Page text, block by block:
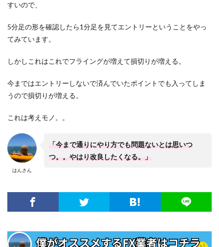
すいので、
5分足の形を確認したら1分足を見てエントリーということをやっ
てみています。
しかしこれはこれでフライングが増えて損切りが増える。
今まではエントリーしないで済んでいたポイントでも入ってしま
うので損切りが増える。
これは考えモノ。。
はんさん
「今まで通りにやり方でも問題ないとは思いつ
つ。。やはり改良したくなる。」